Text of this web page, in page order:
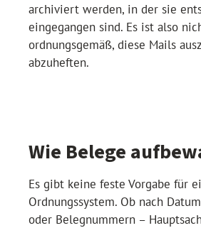
archiviert werden, in der sie
eingegangen sind. Es ist also
ordnungsgemäß, diese Mails
abzuheften.
Wie Belege
Es gibt keine feste Vorgabe für
Ordnungssystem. Ob nach
oder Belegnummern –